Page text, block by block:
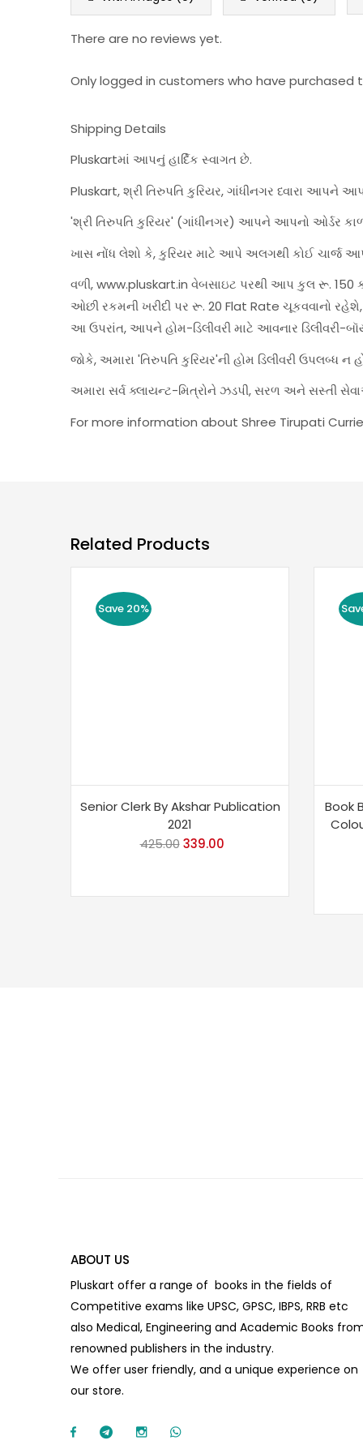
There are no reviews yet.
Only logged in customers who have purchased
Shipping Details
Pluskartમાં આપનું હાર્દિક સ્વાગત છે.
Pluskart, શ્રી તિરુપતિ કુરિયર, ગાંધીનગર ધ્વારા આપને
'શ્રી તિરુપતિ કુરિયર' (ગાંધીનગર) આપને આપનો ઓર્ડર
ખાસ નોંધ લેશો કે, કુરિયર માટે આપે અલગથી કોઈ ચાર્જ
વળી, www.pluskart.in વેબસાઇટ પરથી આપ કુલ રૂ. 150
ઓછી રકમની ખરીદી પર રૂ. 20 Flat Rate ચૂકવવાનો
આ ઉપરાંત, આપને હોમ-ડિલીવરી માટે આવનાર ડિલીવરી-
જોકે, અમારા 'તિરુપતિ કુરિયર'ની હોમ ડિલીવરી ઉપલબ્ધ
અમારા સર્વ ક્લાયન્ટ-મિત્રોને ઝડપી, સરળ અને સસ્તી
For more information about Shree Tirupati
Related Products
Save 20%
Senior Clerk By Akshar Publication
2021
425.00 Original
339.00Current
Book
ABOUT US
Pluskart offer a range of books in the fields of
Competitive exams like UPSC, GPSC, IBPS, RRB etc
also Medical, Engineering and Academic Books
renowned publishers in the industry.
We offer user friendly, and a unique experience on
our store.